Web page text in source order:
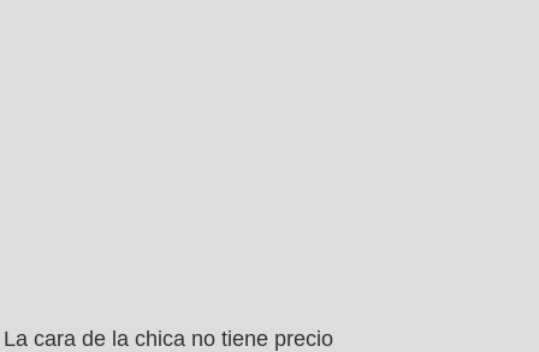
La cara de la chica no tiene precio